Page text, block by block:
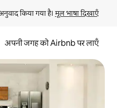
किया गया है। मूल भाषा दिखाएँ
अपनी जगह को Airbnb पर लाएँ